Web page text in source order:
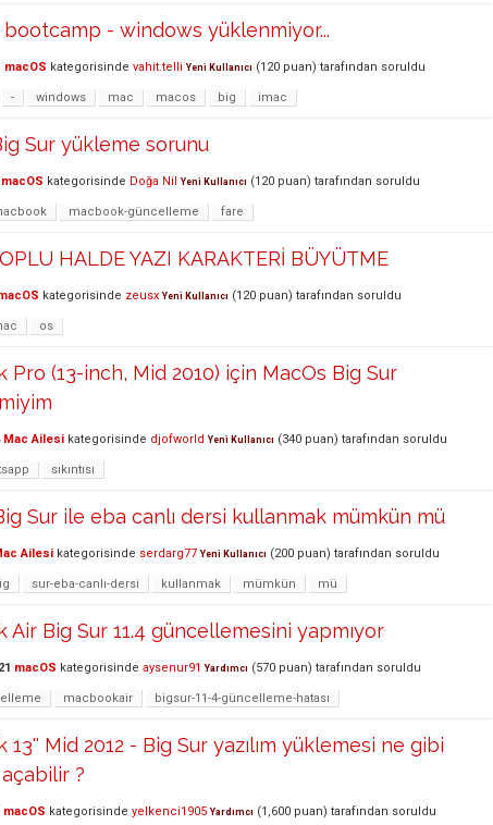
bootcamp - windows yüklenmiyor...
macOS kategorisinde vahit.telli Yeni Kullanıcı (120 puan) tarafından soruldu
- windows mac macos big imac
Sur yükleme sorunu
macOS kategorisinde Doğa Nil Yeni Kullanıcı (120 puan) tarafından soruldu
macbook-güncelleme fare
HALDE YAZI KARAKTERİ BÜYÜTME
kategorisinde zeusx Yeni Kullanıcı (120 puan) tarafından soruldu
os
Pro (13-inch, Mid 2010) için MacOs Big Sur
Mac Ailesi kategorisinde djofworld Yeni Kullanıcı (340 puan) tarafından soruldu
sıkıntısı
Sur ile eba canlı dersi kullanmak mümkün mü
Ailesi kategorisinde serdarg77 Yeni Kullanıcı (200 puan) tarafından soruldu
sur-eba-canlı-dersi kullanmak mümkün mü
Air Big Sur 11.4 güncellemesini yapmıyor
macOS kategorisinde aysenur91 Yardımcı (570 puan) tarafından soruldu
macbookair bigsur-11-4-güncelleme-hatası
13'' Mid 2012 - Big Sur yazılım yüklemesi ne gibi
?
macOS kategorisinde yelkenci1905 Yardımcı (1,600 puan) tarafından soruldu